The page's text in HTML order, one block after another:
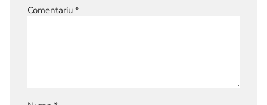
Comentariu *